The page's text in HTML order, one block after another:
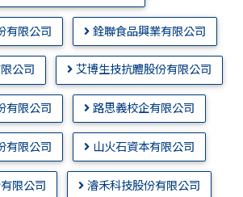
有限公司 銓聯食品興業有限公司
公司 艾博生技抗體股份有限公司
有限公司 路思義校企有限公司
有限公司 山火石資本有限公司
限公司 濬禾科技股份有限公司